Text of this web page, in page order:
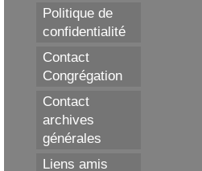
Politique de
confidentialité
Contact
Congrégation
Contact
archives
générales
Liens amis